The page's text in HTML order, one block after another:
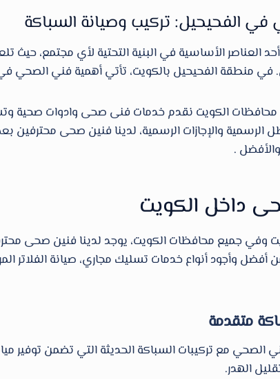
الفحيحيل: تركيب وصيانة السباكة
العناصر الأساسية في البنية التحتية لأي مجتمع، حيث
في منطقة الفحيحيل بالكويت، تأتي أهمية فني الصحي
الرسمية والإجازات الرسمية، لدينا فنين صحى
.
داخل الكويت
جميع محافظات الكويت، يوجد لدينا فنين صحى
وأجود أنواع خدمات تسليك مجاري، صيانة الفلاتر
متقدمة
الصحي مع تركيبات السباكة الحديثة التي تضمن توفير
الهدر.